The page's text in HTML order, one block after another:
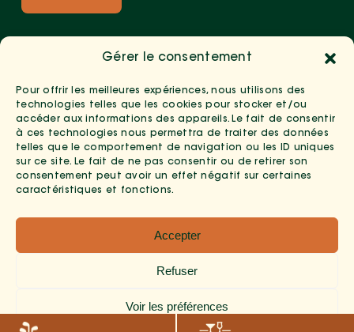
Gérer le consentement
Pour offrir les meilleures expériences, nous utilisons des
technologies telles que les cookies pour stocker et/ou
accéder aux informations des appareils. Le fait de consentir
à ces technologies nous permettra de traiter des données
telles que le comportement de navigation ou les ID uniques
sur ce site. Le fait de ne pas consentir ou de retirer son
consentement peut avoir un effet négatif sur certaines
caractéristiques et fonctions.
Accepter
Refuser
Voir les préférences
Mentions Légales
Poitiers Informatique